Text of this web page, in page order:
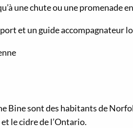
une chute ou une promenade
et un guide accompagnateur
Bine sont des habitants de
le cidre de l’Ontario.